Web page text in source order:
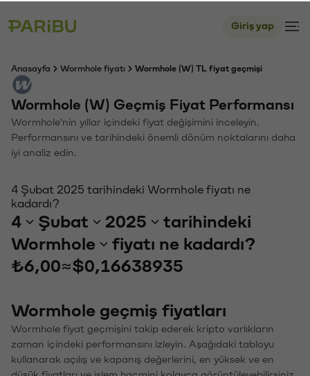
Giriş yap
Anasayfa Wormhole fiyatı Wormhole (W) TL fiyat geçmişi
Wormhole (W) Geçmiş Fiyat Performansı
Wormhole'nin yıllar içindeki fiyat değişimini inceleyin.
Performansını ve tarihindeki önemli dönüm noktalarını daha
iyi analiz edin.
4 Şubat 2025 tarihindeki Wormhole fiyatı ne
kadardı?
4 Şubat 2025
tarihindeki
Wormhole
fiyatı ne kadardı?
₺6,00≈$0,16638935
Wormhole geçmiş fiyatları
Wormhole fiyat geçmişini takip ederek kripto varlıkların
zaman içindeki performansını izleyin. Aşağıdaki tabloyu
kullanarak açılış ve kapanış değerlerini, en yüksek ve en
düşük fiyatları ve işlem hacmini kolayca görüntüleyebilirsiniz.